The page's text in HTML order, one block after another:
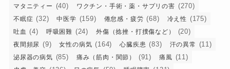
マタニティー (40) ワクチン・手術・薬・サプリの害 (270)
不眠症 (32) 中医学 (159) 倦怠感・疲労 (68) 冷え性 (175)
吐血 (4) 呼吸困難 (24) 外傷（捻挫・打撲傷など） (20)
夜間頻尿 (9) 女性の病気 (164) 心臓疾患 (83) 汗の異常 (11)
泌尿器の病気 (85) 痛み（筋肉・関節） (91) 痛風 (11)